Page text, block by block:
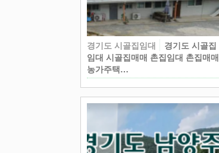
경기도 시골집임대
경기도 시골집
임대 시골집매매 촌집임대 촌집매매
농가주택…